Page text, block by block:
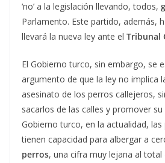
‘no’ a la legislación llevando, todos,
Parlamento. Este partido, además,
llevará la nueva ley ante el Tribunal
El Gobierno turco, sin embargo, se
argumento de que la ley no implica
asesinato de los perros callejeros,
sacarlos de las calles y promover su
Gobierno turco, en la actualidad, las
tienen capacidad para albergar a
perros, una cifra muy lejana al